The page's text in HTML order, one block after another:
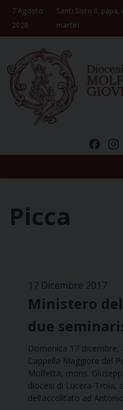
Skip
content
7 Agosto
2026
Santi Sisto II, papa,
martiri
Picca
17 Dicembre 2017
Ministero
due
Domenica 17 dicembre,
Cappella Maggiore del
Molfetta, mons.
diocesi di Lucera-Troia,
dell’accolitato ad